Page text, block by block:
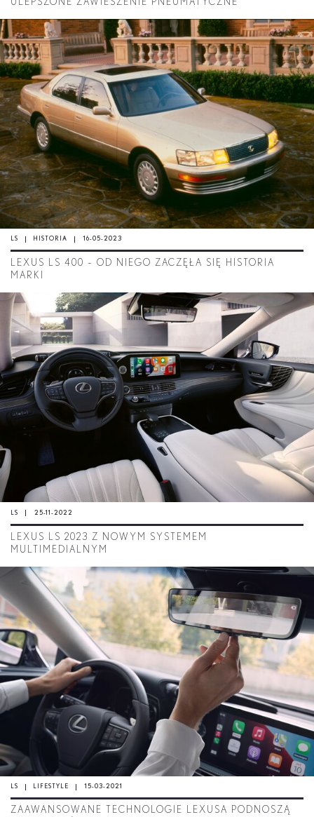
LS HISTORIA 16-05-2023
LEXUS LS 400 – OD NIEGO ZACZĘŁA SIĘ HISTORIA
MARKI
LS 25-11-2022
LEXUS LS 2023 Z NOWYM SYSTEMEM
MULTIMEDIALNYM
LS LIFESTYLE 15-03-2021
ZAAWANSOWANE TECHNOLOGIE LEXUSA PODNOSZĄ